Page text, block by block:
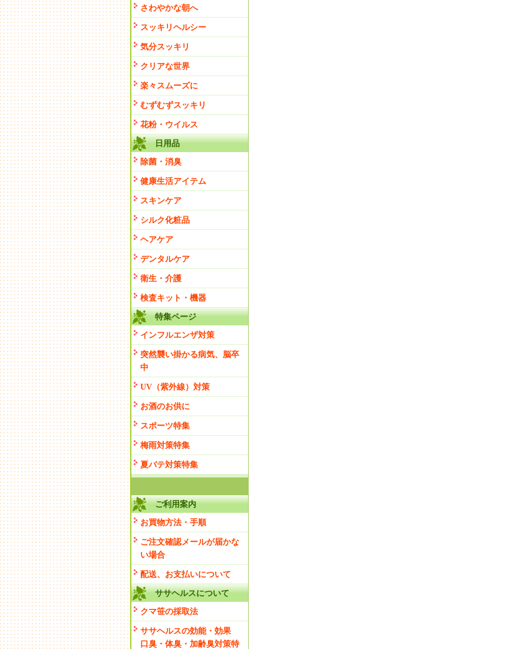
さわやかな朝へ
スッキリヘルシー
気分スッキリ
クリアな世界
楽々スムーズに
むずむずスッキリ
花粉・ウイルス
日用品
除菌・消臭
健康生活アイテム
スキンケア
シルク化粧品
ヘアケア
デンタルケア
衛生・介護
検査キット・機器
特集ページ
インフルエンザ対策
突然襲い掛かる病気、脳卒
中
UV（紫外線）対策
お酒のお供に
スポーツ特集
梅雨対策特集
夏バテ対策特集
ご利用案内
お買物方法・手順
ご注文確認メールが届かな
い場合
配送、お支払いについて
ササヘルスについて
クマ笹の採取法
ササヘルスの効能・効果
口臭・体臭・加齢臭対策特